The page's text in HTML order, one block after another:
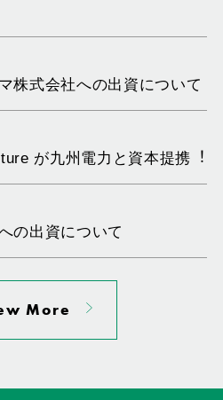
株式会社への出資について
が九州電⼒と資本提携︕
の出資について
More